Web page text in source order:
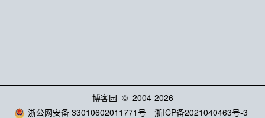
博客园 © 2004-2026
浙公网安备 33010602011771号
浙ICP备2021040463号-3